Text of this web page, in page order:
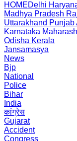
HOMEDelhi
Madhya Pradesh
Uttarakhand Punjab
Karnataka
Odisha Kerala
Jansamasya
News
Bjp
National
Police
Bihar
India
कांग्रेस
Gujarat
Accident
Congress